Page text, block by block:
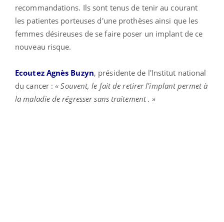
recommandations. Ils sont tenus de tenir au courant
les patientes porteuses d'une prothèses ainsi que les
femmes désireuses de se faire poser un implant de ce
nouveau risque.
Ecoutez Agnès Buzyn, présidente de l'Institut national
du cancer :« Souvent, le fait de retirer l'implant permet à
la maladie de régresser sans traitement . »